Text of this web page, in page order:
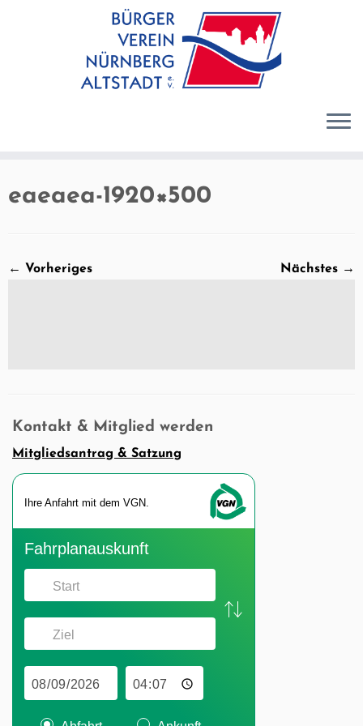
eaeaea-1920×500
← Vorheriges Nächstes →
Kontakt & Mitglied werden
Mitgliedsantrag & Satzung
Ihre An­fahrt mit dem VGN.
Fahr­plan­aus­kunft